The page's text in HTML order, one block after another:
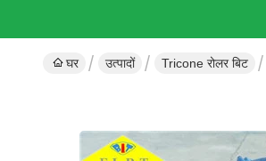
घर उत्पादों Tricone रोलर बिट